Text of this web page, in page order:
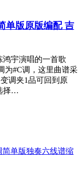
单版原版编配 吉
宇演唱的一首歌
为#C调，这里曲谱采
调夹1品可回到原
择…